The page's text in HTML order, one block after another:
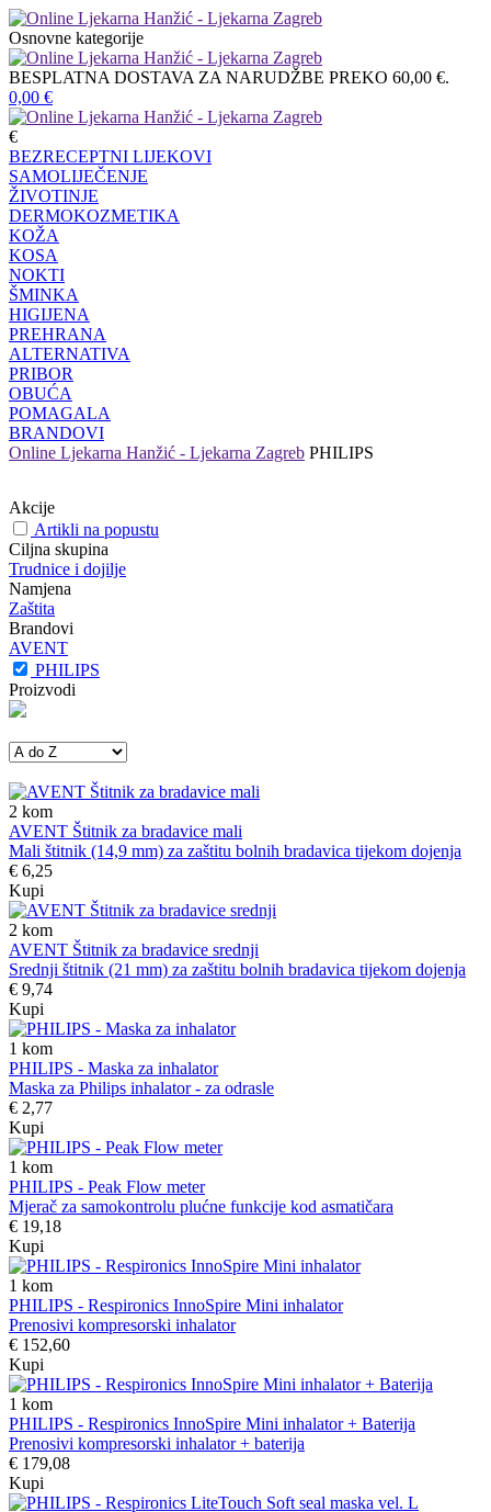
Osnovne kategorije
BESPLATNA DOSTAVA ZA NARUDŽBE PREKO 60,00 €.
0,00 €
€
BEZRECEPTNI LIJEKOVI
SAMOLIJEČENJE
ŽIVOTINJE
DERMOKOZMETIKA
KOŽA
KOSA
NOKTI
ŠMINKA
HIGIJENA
PREHRANA
ALTERNATIVA
PRIBOR
OBUĆA
POMAGALA
BRANDOVI
Online Ljekarna Hanžić - Ljekarna Zagreb PHILIPS
Akcije
Artikli na popustu
Ciljna skupina
Trudnice i dojilje
Namjena
Zaštita
Brandovi
AVENT
PHILIPS
Proizvodi
2 kom
AVENT Štitnik za bradavice mali
Mali štitnik (14,9 mm) za zaštitu bolnih bradavica tijekom dojenja
€ 6,25
Kupi
2 kom
AVENT Štitnik za bradavice srednji
Srednji štitnik (21 mm) za zaštitu bolnih bradavica tijekom dojenja
€ 9,74
Kupi
1 kom
PHILIPS - Maska za inhalator
Maska za Philips inhalator - za odrasle
€ 2,77
Kupi
1 kom
PHILIPS - Peak Flow meter
Mjerač za samokontrolu plućne funkcije kod asmatičara
€ 19,18
Kupi
1 kom
PHILIPS - Respironics InnoSpire Mini inhalator
Prenosivi kompresorski inhalator
€ 152,60
Kupi
1 kom
PHILIPS - Respironics InnoSpire Mini inhalator + Baterija
Prenosivi kompresorski inhalator + baterija
€ 179,08
Kupi